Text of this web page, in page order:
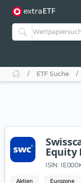
ETF Suche
Equity
ISIN:
Aktien Eurozone